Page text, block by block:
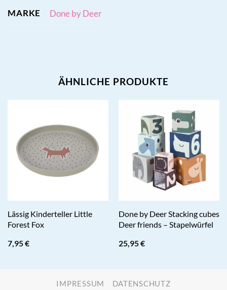
MARKE Done by Deer
ÄHNLICHE PRODUKTE
Lässig Kinderteller Little
Forest Fox
7,95€
Done by Deer Stacking cubes
Deer friends – Stapelwürfel
25,95€
IMPRESSUM DATENSCHUTZ